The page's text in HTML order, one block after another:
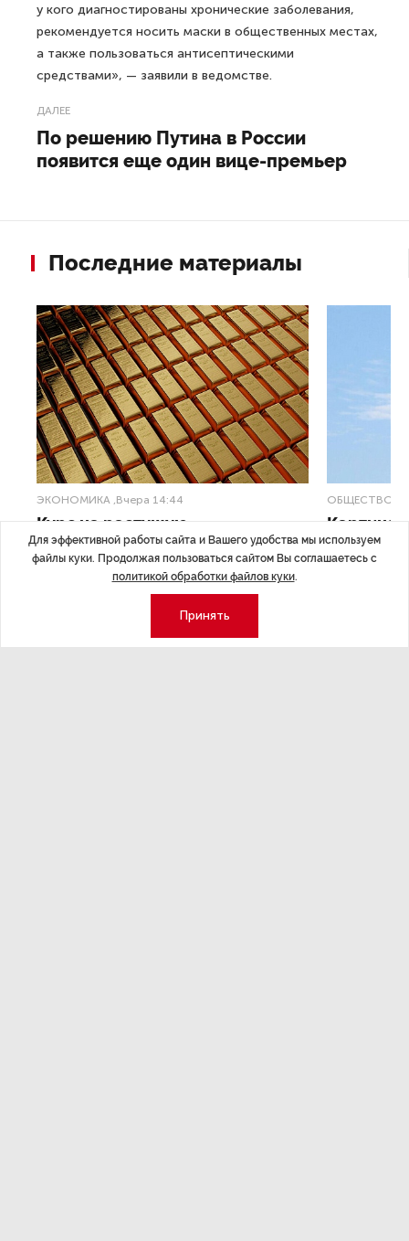
у кого диагностированы хронические заболевания,
рекомендуется носить маски в общественных местах,
а также пользоваться антисептическими
средствами», — заявили в ведомстве.
ДАЛЕЕ
По решению Путина в России
появится еще один вице-премьер
Последние материалы
ЭКОНОМИКА ,Вчера 14:44
Курс на растущую
волатильность?
Министерство финансов РФ наращивает покупку
ОБЩЕСТВО
Картина
августа
Для эффективной работы сайта и Вашего удобства мы используем
файлы куки. Продолжая пользоваться сайтом Вы соглашаетесь с
политикой обработки файлов куки.
Принять